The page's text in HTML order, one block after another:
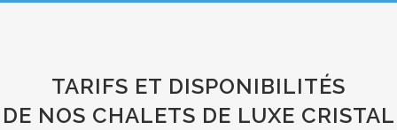
TARIFS ET DISPONIBILITÉS
DE NOS CHALETS DE LUXE CRISTAL